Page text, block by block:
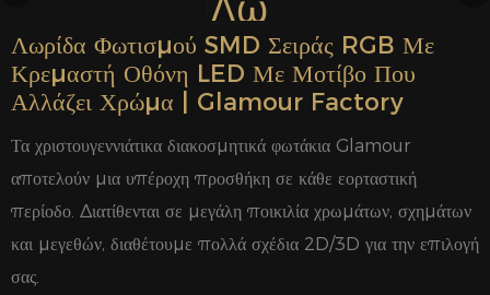
Λωρίδα Φωτισμού SMD Σειράς RGB Με
Κρεμαστή Οθόνη LED Με Μοτίβο Που
Αλλάζει Χρώμα | Glamour Factory
Τα χριστουγεννιάτικα διακοσμητικά φωτάκια Glamour
αποτελούν μια υπέροχη προσθήκη σε κάθε εορταστική
περίοδο. Διατίθενται σε μεγάλη ποικιλία χρωμάτων, σχημάτων
και μεγεθών, διαθέτουμε πολλά σχέδια 2D/3D για την επιλογή
σας.